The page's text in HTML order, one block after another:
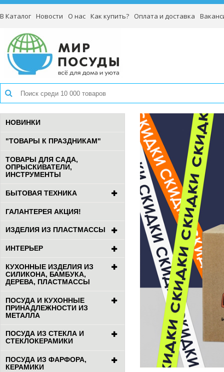
В Каталог Новости О нас Как купить? Оплата и доставка
НОВИНКИ
"ТОВАРЫ К ПРАЗДНИКАМ"
ТОВАРЫ ДЛЯ САДА,
ОПРЫСКИВАТЕЛИ,
ИНСТРУМЕНТЫ
БЫТОВАЯ ТЕХНИКА
ГАЛАНТЕРЕЯ АКЦИЯ!
ИЗДЕЛИЯ ИЗ ПЛАСТМАССЫ
ИНТЕРЬЕР
КУХОННЫЕ ИЗДЕЛИЯ ИЗ
СИЛИКОНА, БАМБУКА,
ДЕРЕВА, ПЛАСТМАССЫ
ПОСУДА И КУХОННЫЕ
ПРИНАДЛЕЖНОСТИ ИЗ
МЕТАЛЛА
ПОСУДА ИЗ СТЕКЛА И
СТЕКЛОКЕРАМИКИ
ПОСУДА ИЗ ФАРФОРА,
КЕРАМИКИ